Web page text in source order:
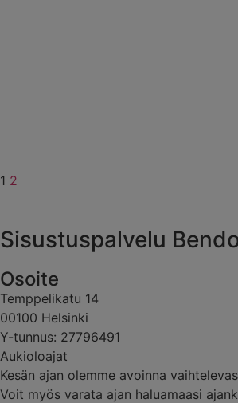
1 2
Sisustuspalvelu
Osoite
Temppelikatu 14
00100 Helsinki
Y-tunnus: 27796491
Aukioloajat
Kesän ajan olemme avoinna
Voit myös varata ajan haluamaasi